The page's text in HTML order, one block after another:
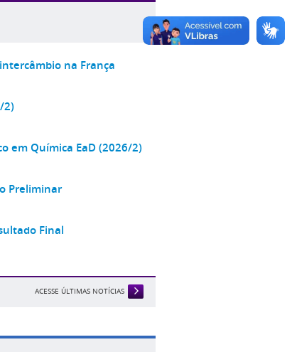
na França
2)
em Química EaD (2026/2)
Preliminar
Final
ACESSE ÚLTIMAS NOTÍCIAS